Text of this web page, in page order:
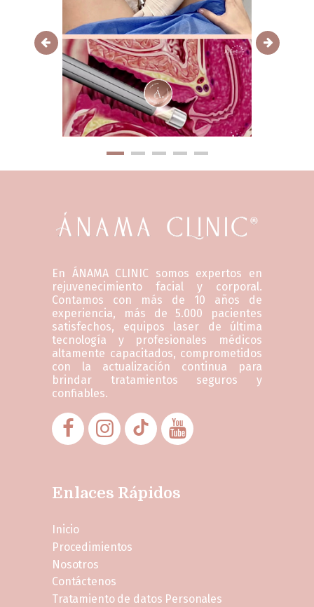
En ÁNAMA CLINIC somos expertos en
rejuvenecimiento facial y corporal.
Contamos con más de 10 años de
experiencia, más de 5.000 pacientes
satisfechos, equipos laser de última
tecnología y profesionales médicos
altamente capacitados, comprometidos
con la actualización continua para
brindar tratamientos seguros y
confiables.
Enlaces Rápidos
Inicio
Procedimientos
Nosotros
Contáctenos
Tratamiento de datos Personales